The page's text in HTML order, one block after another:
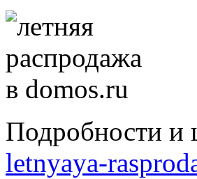
Подробности и
letnyaya-